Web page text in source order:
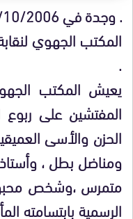
.وجدة في 28/10/2006.
المكتب الجهوي
.
يعيش المكتب
المفتشين على
الحزن والأسى
ومناضل بطل ،
متمرس ،وشخص
الرسمية بابتسامته